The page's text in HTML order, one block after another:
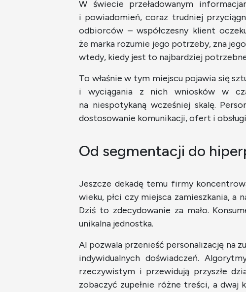
W świecie przeładowanym
i powiadomień, coraz trudniej
odbiorców – współczesny klient
że marka rozumie jego potrzeby, zna
wtedy, kiedy jest to najbardziej
To właśnie w tym miejscu pojawia się
i wyciągania z nich wniosków w
na niespotykaną wcześniej skalę.
dostosowanie komunikacji, ofert i
Od segmentacji do
Jeszcze dekadę temu firmy
wieku, płci czy miejsca zamieszkania,
Dziś to zdecydowanie za mało.
unikalna jednostka.
AI pozwala przenieść personalizację na
indywidualnych doświadczeń.
rzeczywistym i przewidują przyszłe
zobaczyć zupełnie różne treści, a